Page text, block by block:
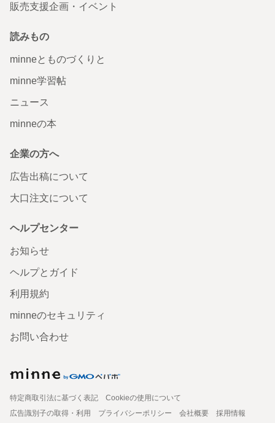
販売支援企画・イベント
読みもの
minneとものづくりと
minne学習帖
ニュース
minneの本
企業の方へ
広告出稿について
大口注文について
ヘルプセンター
お知らせ
ヘルプとガイド
利用規約
minneのセキュリティ
お問い合わせ
特定商取引法に基づく表記
Cookieの使用について
広告識別子の取得・利用
プライバシーポリシー 会社概要
採用情報